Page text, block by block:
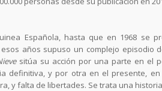
Española, hasta que en 1968 se
años supuso un complejo episodio
sitúa su acción por una parte en el
definitiva, y por otra en el presente, en
y falta de libertades. Se trata una